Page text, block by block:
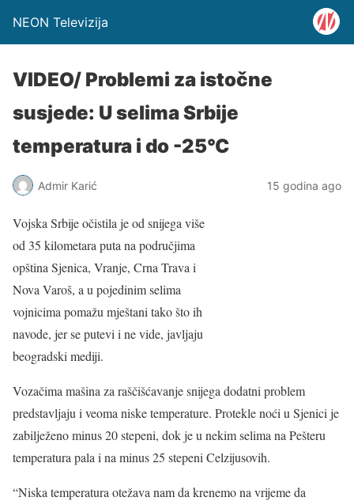
NEON Televizija
VIDEO/ Problemi za istočne
susjede: U selima Srbije
temperatura i do -25°C
Admir Karić 15 godina ago
Vojska Srbije očistila je od snijega više
od 35 kilometara puta na područjima
opština Sjenica, Vranje, Crna Trava i
Nova Varoš, a u pojedinim selima
vojnicima pomažu mještani tako što ih
navode, jer se putevi i ne vide, javljaju
beogradski mediji.
Vozačima mašina za raščišćavanje snijega dodatni problem
predstavljaju i veoma niske temperature. Protekle noći u Sjenici je
zabilježeno minus 20 stepeni, dok je u nekim selima na Pešteru
temperatura pala i na minus 25 stepeni Celzijusovih.
“Niska temperatura otežava nam da krenemo na vrijeme da